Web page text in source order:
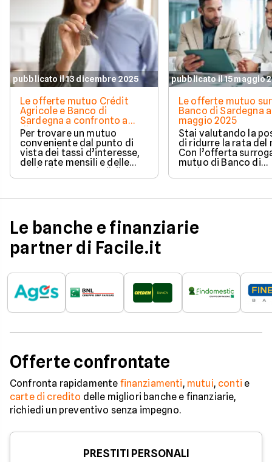
pubblicato il 13 dicembre 2025
Le offerte mutuo Crédit
Agricole e Banco di
Sardegna a confronto a
dicembre 2025
Per trovare un mutuo
conveniente dal punto di
vista dei tassi d’interesse,
delle rate mensili e delle
opzioni contrattuali, il
confronto delle offerte
fondamentale. Oggi,
e analizzato per te i
vantaggi del mutuo Crédit
Agricole e del mutuo Banco
di Sardegna, per aiutarti a
pubblicato il 15 maggio
Le offerte mutuo
Banco di Sardegna a
maggio 2025
Stai valutando la
di ridurre la rata del
Con l’offerta
mutuo di Banco di
Sardegna, questo
essere il momento
condizioni di
Le banche e finanziarie
partner di Facile.it
Offerte confrontate
Confronta rapidamente finanziamenti, mutui, conti e
carte di credito delle migliori banche e finanziarie,
richiedi un preventivo senza impegno.
PRESTITI PERSONALI